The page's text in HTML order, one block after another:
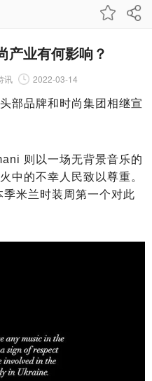
产业有何影响？
讯 2022-03-14
品牌和时尚集团相继宣
则以一场无背景音乐的
中的不幸人民致以尊重。
米兰时装周第一个对此